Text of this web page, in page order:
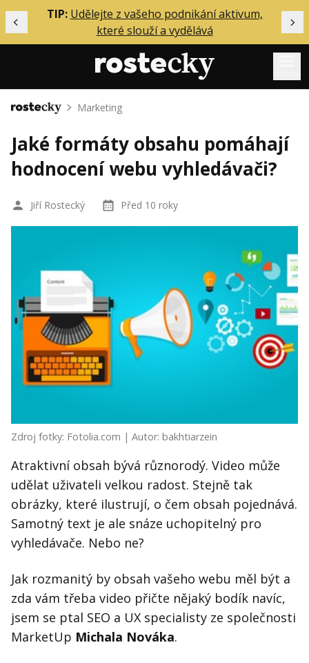
Předchozí
TIP: Udělejte z vašeho podnikání aktivum,
které slouží a vydělává
Mentoring
Podcasty
Solo
Inzerce
Přihlášení
Kontakt
Obchodní podmínky
Hledaná fráze
Domů Marketing
Jaké formáty obsahu pomáhají
hodnocení webu vyhledávači?
Jiří Rostecký Před 10 roky
Zdroj fotky: Fotolia.com | Autor: bakhtiarzein
Atraktivní obsah bývá různorodý. Video může
udělat uživateli velkou radost. Stejně tak
obrázky, které ilustrují, o čem obsah pojednává.
Samotný text je ale snáze uchopitelný pro
vyhledávače. Nebo ne?
Jak rozmanitý by obsah vašeho webu měl být a
zda vám třeba video přičte nějaký bodík navíc,
jsem se ptal SEO a UX specialisty ze společnosti
MarketUp Michala Nováka.